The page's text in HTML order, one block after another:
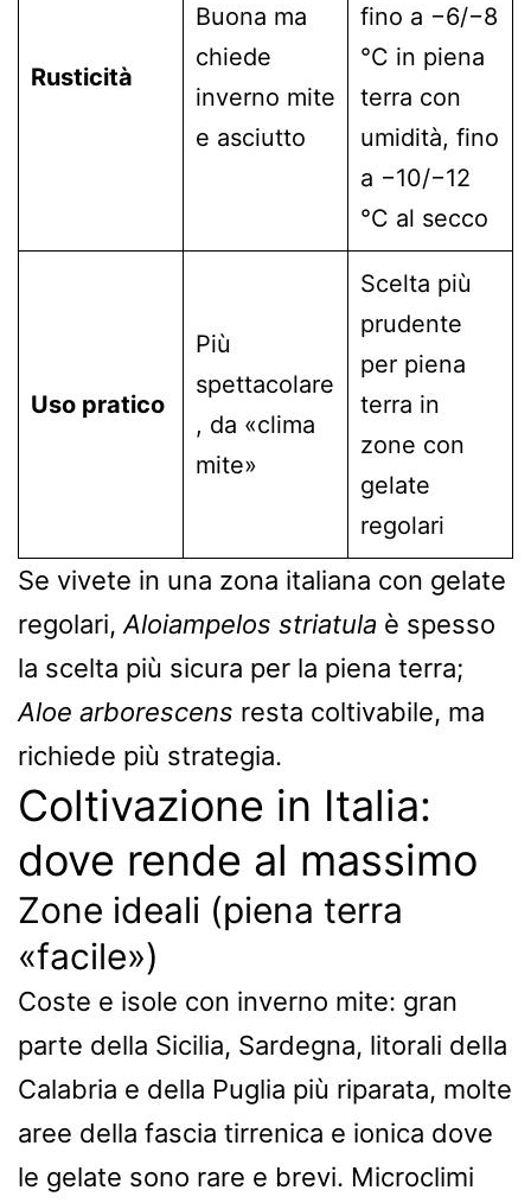
Rusticità
Buona ma
chiede
inverno mite
e asciutto
fino a −6/−8
°C in piena
terra con
umidità, fino
a −10/−12
°C al secco
Uso pratico
Più
spettacolare
, da «clima
mite»
Scelta più
prudente
per piena
terra in
zone con
gelate
regolari
Se vivete in una zona italiana con gelate
regolari, Aloiampelos striatula è spesso
la scelta più sicura per la piena terra;
Aloe arborescens resta coltivabile, ma
richiede più strategia.
Coltivazione in Italia:
dove rende al massimo
Zone ideali (piena terra
«facile»)
Coste e isole con inverno mite: gran
parte della Sicilia, Sardegna, litorali della
Calabria e della Puglia più riparata, molte
aree della fascia tirrenica e ionica dove
le gelate sono rare e brevi. Microclimi